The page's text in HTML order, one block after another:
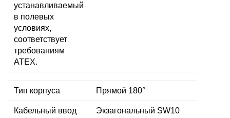
устанавливаемый
в полевых
условиях,
соответствует
требованиям
ATEX.
Тип корпуса Прямой 180°
Кабельный ввод Экзагональный SW10